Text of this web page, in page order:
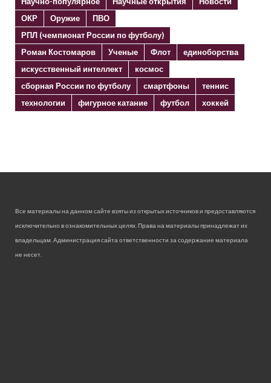
ОКР
Оружие
ПВО
РПЛ (чемпионат России по футболу)
Роман Костомаров
Ученые Флот
единоборства
искусственный интеллект
космос
сборная России по футболу
смартфоны
теннис
технологии
фигурное катание футбол хоккей
Все материалы на данном сайте взяты из открытых источников и предоставляются
исключительно в ознакомительных целях. Права на материалы принадлежат их
владельцам. Администрация сайта ответственности за содержание материала
не несет.